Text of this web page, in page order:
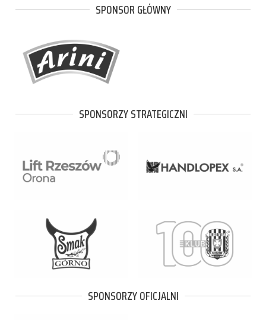
SPONSOR GŁÓWNY
SPONSORZY STRATEGICZNI
SPONSORZY OFICJALNI